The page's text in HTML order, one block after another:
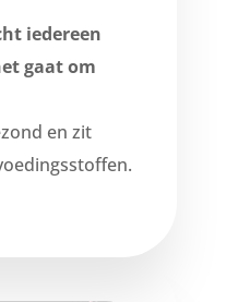
iedereen
gaat om
en zit